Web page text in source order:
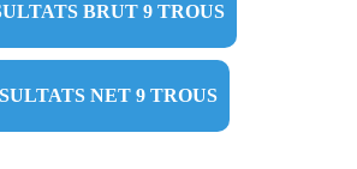
BRUT 9 TROUS
NET 9 TROUS